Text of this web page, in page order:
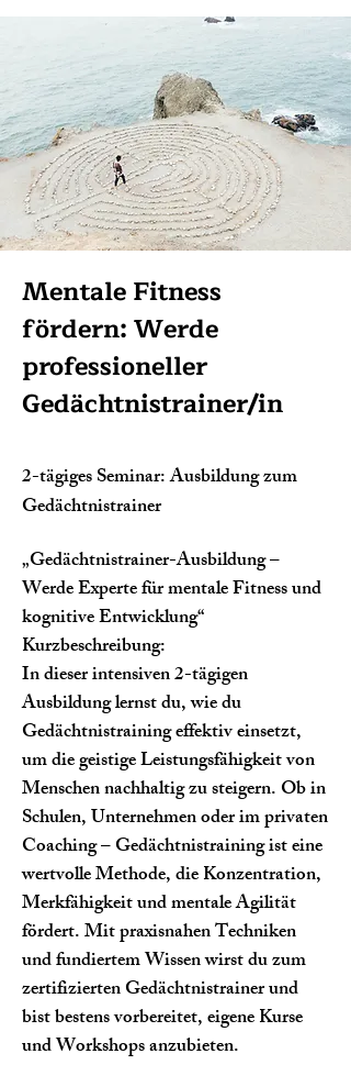
Mentale Fitness
fördern: Werde
professioneller
Gedächtnistrainer/in
2-tägiges Seminar: Ausbildung zum
Gedächtnistrainer
„Gedächtnistrainer-Ausbildung –
Werde Experte für mentale Fitness und
kognitive Entwicklung“
Kurzbeschreibung:
In dieser intensiven 2-tägigen
Ausbildung lernst du, wie du
Gedächtnistraining effektiv einsetzt,
um die geistige Leistungsfähigkeit von
Menschen nachhaltig zu steigern. Ob in
Schulen, Unternehmen oder im privaten
Coaching – Gedächtnistraining ist eine
wertvolle Methode, die Konzentration,
Merkfähigkeit und mentale Agilität
fördert. Mit praxisnahen Techniken
und fundiertem Wissen wirst du zum
zertifizierten Gedächtnistrainer und
bist bestens vorbereitet, eigene Kurse
und Workshops anzubieten.